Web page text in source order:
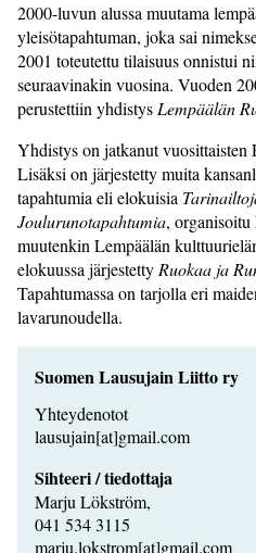
2000-luvun alussa muutama
yleisötapahtuman, joka sai
2001 toteutettu tilaisuus onnistui
seuraavinakin vuosina. Vuoden
perustettiin yhdistys Lempäälän
Yhdistys on jatkanut vuosittaisten
Lisäksi on järjestetty muita
tapahtumia eli elokuisia
Joulurunotapahtumia,
muutenkin Lempäälän
elokuussa järjestetty Ruokaa ja
Tapahtumassa on tarjolla eri
lavarunoudella.
Suomen Lausujain Liitto ry
Yhteydenotot
lausujain[at]gmail.com
Sihteeri / tiedottaja
Marju Lökström,
041 534 3115
marju.lokstrom[at]gmail.com